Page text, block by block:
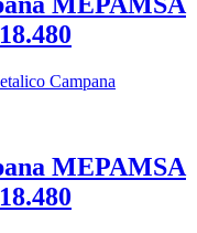
MEPAMSA